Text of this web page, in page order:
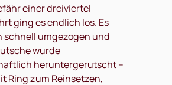
einer dreiviertel
ging es endlich los. Es
schnell umgezogen und
wurde
heruntergerutscht –
Ring zum Reinsetzen,